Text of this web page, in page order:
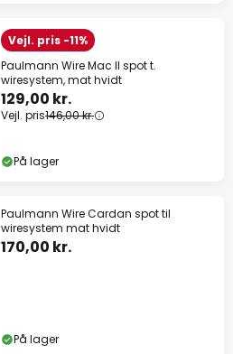
Vejl. pris -11%
Paulmann Wire Mac II spot t.
wiresystem, mat hvidt
129,00 kr.
Vejl. pris146,00 kr.
På lager
Paulmann Wire Cardan spot til
wiresystem mat hvidt
170,00 kr.
På lager